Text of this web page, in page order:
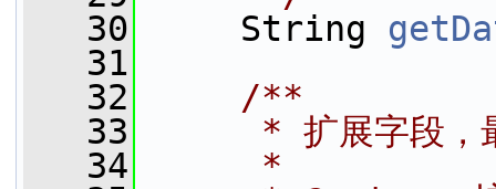
   30
String
   31
   32
    /**
   33
* 扩展字段，
   34
     *